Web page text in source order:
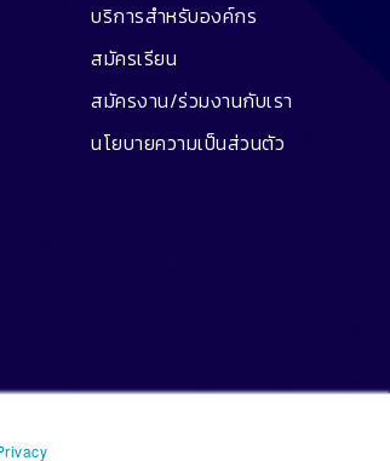
บริการสำหรับองค์กร
สมัครเรียน
สมัครงาน/ร่วมงานกับเรา
นโยบายความเป็นส่วนตัว